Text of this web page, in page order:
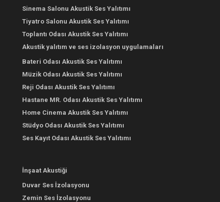
Sinema Salonu Akustik Ses Yalıtımı
Tiyatro Salonu Akustik Ses Yalıtımı
Toplantı Odası Akustik Ses Yalıtımı
Akustik yalıtım ve ses izolasyon uygulamaları
Bateri Odası Akustik Ses Yalıtımı
Müzik Odası Akustik Ses Yalıtımı
Reji Odası Akustik Ses Yalıtımı
Hastane MR. Odası Akustik Ses Yalıtımı
Home Cinema Akustik Ses Yalıtımı
Stüdyo Odası Akustik Ses Yalıtımı
Ses Kayıt Odası Akustik Ses Yalıtımı
İnşaat Akustiği
Duvar Ses İzolasyonu
Zemin Ses İzolasyonu